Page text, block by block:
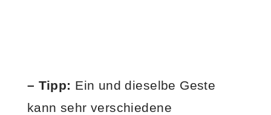
– Tipp: Ein und dieselbe Geste
kann sehr verschiedene